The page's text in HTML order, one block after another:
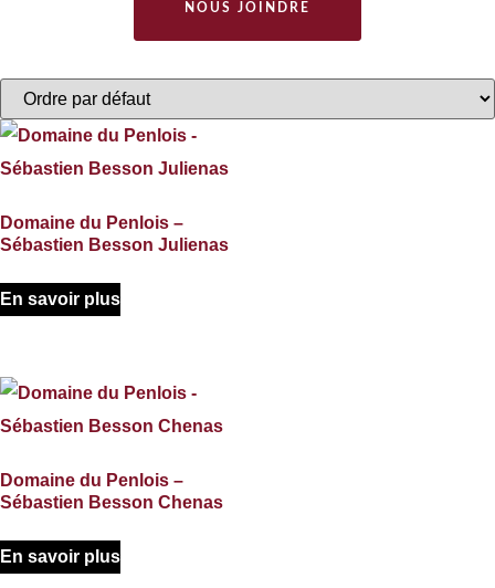
NOUS JOINDRE
Domaine du Penlois –
Sébastien Besson Julienas
En savoir plus
Domaine du Penlois –
Sébastien Besson Chenas
En savoir plus